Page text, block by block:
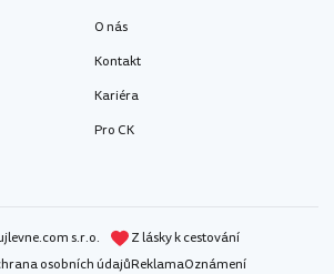
O nás
Kontakt
Kariéra
Pro CK
s.r.o.
Z lásky k cestování
osobních údajůReklamaOznámení